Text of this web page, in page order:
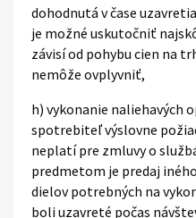
dohodnutá v čase
je možné uskutočniť
závisí od pohybu cien na
nemôže ovplyvniť,
h) vykonanie naliehavých
spotrebiteľ výslovne
neplatí pre zmluvy o
predmetom je predaj
dielov potrebných na
boli uzavreté počas